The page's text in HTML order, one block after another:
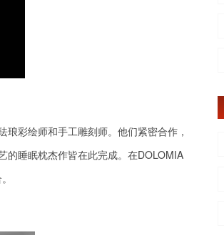
琅彩绘师和手工雕刻师。他们紧密合作，
的睡眠枕杰作皆在此完成。在DOLOMIA
。